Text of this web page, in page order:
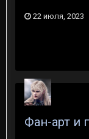
22 июля, 2023
Фан-арт и